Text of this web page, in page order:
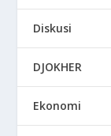
Diskusi
DJOKHER
Ekonomi